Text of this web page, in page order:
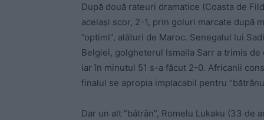
După două rateuri dramatice (Coasta de
același scor, 2-1, prin goluri marcate după
”optimi”, alături de Maroc. Senegalul lui
Belgiei, golgheterul Ismaila Sarr a trimis
iar în minutul 51 s-a făcut 2-0. Africanii
finalul se apropia implacabil pentru
Dar un alt ”bătrân”, Romelu Lukaku (33